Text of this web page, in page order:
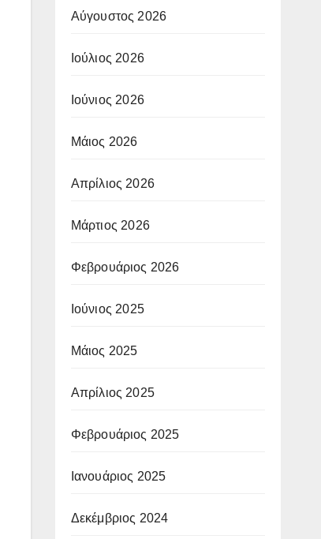
Αύγουστος 2026
Ιούλιος 2026
Ιούνιος 2026
Μάιος 2026
Απρίλιος 2026
Μάρτιος 2026
Φεβρουάριος 2026
Ιούνιος 2025
Μάιος 2025
Απρίλιος 2025
Φεβρουάριος 2025
Ιανουάριος 2025
Δεκέμβριος 2024